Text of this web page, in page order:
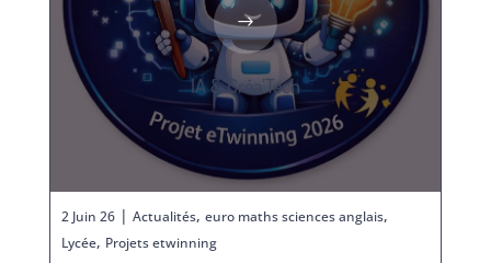
IA & Créa’Tech
2 Juin 26| Actualités, euro maths sciences anglais,
Lycée, Projets etwinning